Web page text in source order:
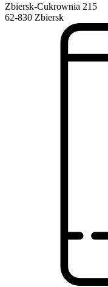
Zbiersk-Cukrownia 215
62-830 Zbiersk